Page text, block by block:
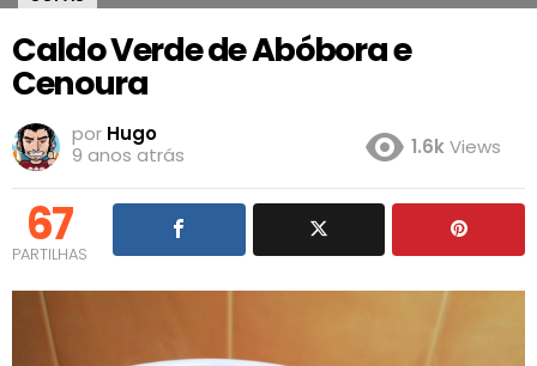
Caldo Verde de Abóbora e
Cenoura
por Hugo
9 anos atrás
1.6kViews
67
PARTILHAS